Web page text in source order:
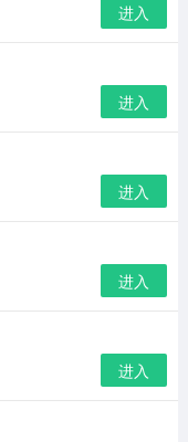
进入
进入
进入
进入
进入